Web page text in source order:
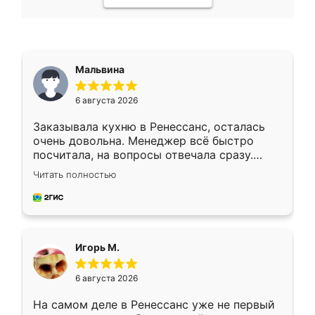
Мальвина
6 августа 2026
Заказывала кухню в Ренессанс, осталась
очень довольна. Менеджер всё быстро
посчитала, на вопросы отвечала сразу.
Замерщик приехал в субботу, подошёл к
делу со всей ответственностью. Собрали
за день, ребята работали аккуратно, даже
Читать полностью
Игорь М.
6 августа 2026
На самом деле в Ренессанс уже не первый